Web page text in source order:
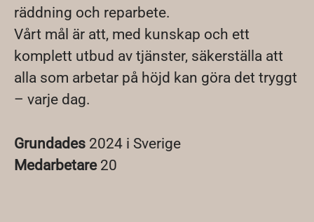
räddning och reparbete.
Vårt mål är att, med kunskap och ett
komplett utbud av tjänster, säkerställa att
alla som arbetar på höjd kan göra det tryggt
– varje dag.
Grundades 2024 i Sverige
Medarbetare 20